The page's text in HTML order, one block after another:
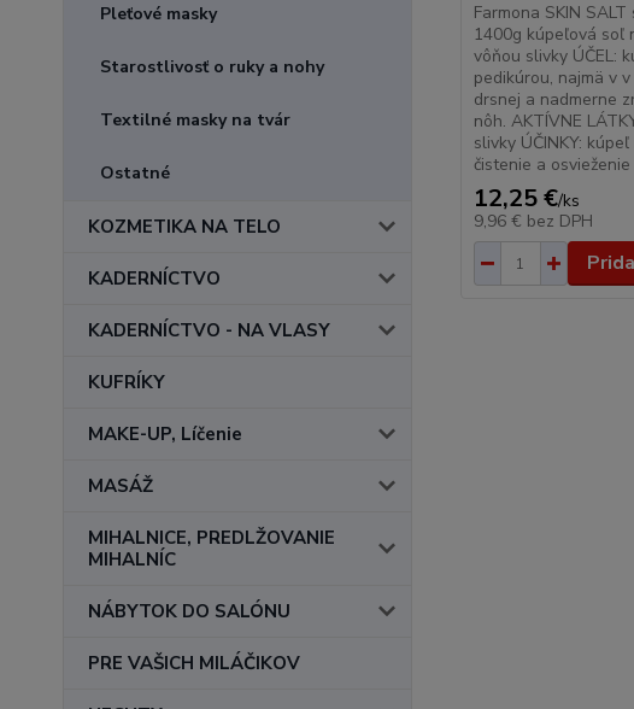
Pleťové masky
Starostlivosť o ruky a nohy
Textilné masky na tvár
Ostatné
KOZMETIKA NA TELO
KADERNÍCTVO
KADERNÍCTVO - NA VLASY
KUFRÍKY
MAKE-UP, Líčenie
MASÁŽ
MIHALNICE, PREDLŽOVANIE
MIHALNÍC
NÁBYTOK DO SALÓNU
PRE VAŠICH MILÁČIKOV
Farmona SKIN
1400g kúpeľová soľ
vôňou slivky ÚČEL:
pedikúrou, najmä v
drsnej a nadmerne
nôh. AKTÍVNE
slivky ÚČINKY:
čistenie a osvieženie
12,25 €/ks
9,96 € bez DPH